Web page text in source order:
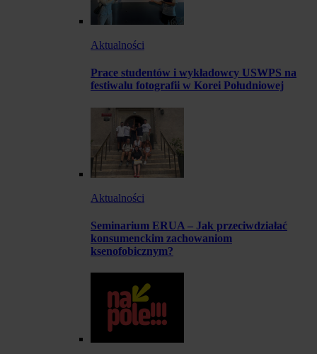
Aktualności
Prace studentów i wykładowcy USWPS na
festiwalu fotografii w Korei Południowej
Aktualności
Seminarium ERUA – Jak przeciwdziałać
konsumenckim zachowaniom
ksenofobicznym?